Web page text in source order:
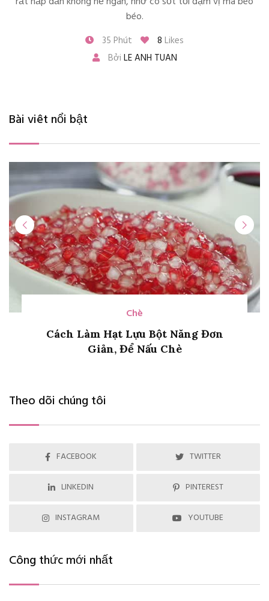
béo.
35 Phút 8 Likes
Bởi LE ANH TUAN
Bài viêt nổi bật
Chè
Cách Làm Hạt Lựu Bột Năng Đơn
Giản, Để Nấu Chè
Theo dõi chúng tôi
FACEBOOK TWITTER
LINKEDIN PINTEREST
INSTAGRAM YOUTUBE
Công thức mới nhất